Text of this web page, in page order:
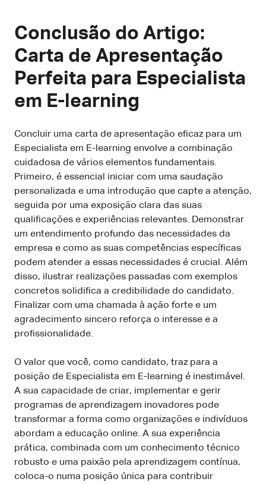
Conclusão do Artigo:
Carta de Apresentação
Perfeita para Especialista
em E-learning
Concluir uma carta de apresentação eficaz para um
Especialista em E-learning envolve a combinação
cuidadosa de vários elementos fundamentais.
Primeiro, é essencial iniciar com uma saudação
personalizada e uma introdução que capte a atenção,
seguida por uma exposição clara das suas
qualificações e experiências relevantes. Demonstrar
um entendimento profundo das necessidades da
empresa e como as suas competências específicas
podem atender a essas necessidades é crucial. Além
disso, ilustrar realizações passadas com exemplos
concretos solidifica a credibilidade do candidato.
Finalizar com uma chamada à ação forte e um
agradecimento sincero reforça o interesse e a
profissionalidade.
O valor que você, como candidato, traz para a
posição de Especialista em E-learning é inestimável.
A sua capacidade de criar, implementar e gerir
programas de aprendizagem inovadores pode
transformar a forma como organizações e indivíduos
abordam a educação online. A sua experiência
prática, combinada com um conhecimento técnico
robusto e uma paixão pela aprendizagem contínua,
coloca-o numa posição única para contribuir